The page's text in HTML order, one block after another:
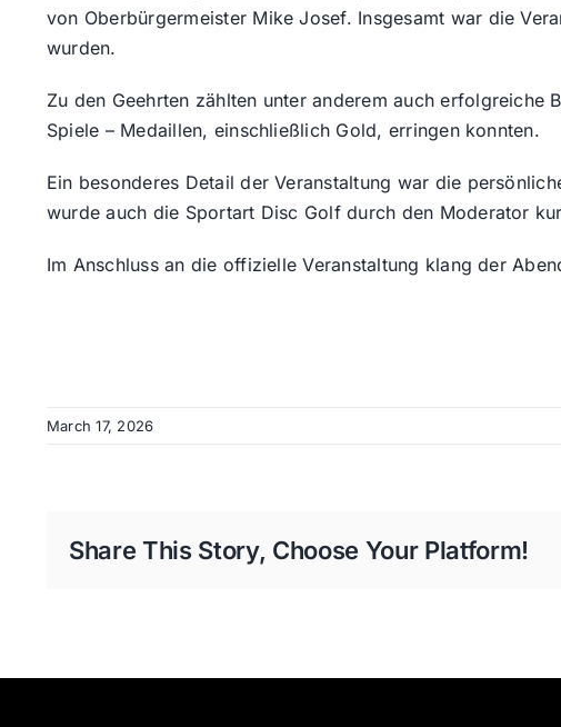
von Oberbürgermeister Mike Josef. Insgesamt war die
wurden.
Zu den Geehrten zählten unter anderem auch
Spiele – Medaillen, einschließlich Gold, erringen konnten.
Ein besonderes Detail der Veranstaltung war die
wurde auch die Sportart Disc Golf durch den Moderator
Im Anschluss an die offizielle Veranstaltung klang der
March 17, 2026
Share This Story, Choose Your Platform!